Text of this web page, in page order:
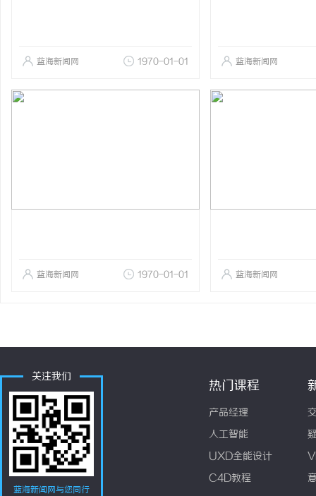
蓝海新闻网 1970-01-01 蓝海新闻网
蓝海新闻网 1970-01-01 蓝海新闻网
关注我们
蓝海新闻网与您同行
热门课程
产品经理
人工智能
UXD全能设计
C4D教程